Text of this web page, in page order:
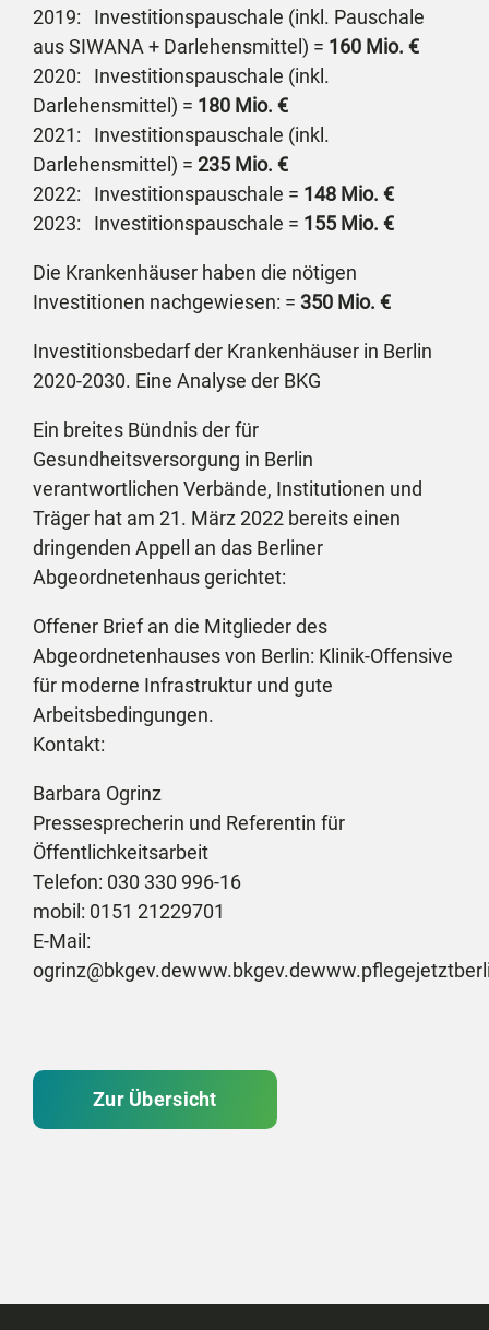
2019: Investitionspauschale (inkl. Pauschale
aus SIWANA + Darlehensmittel) = 160 Mio. €
2020: Investitionspauschale (inkl.
Darlehensmittel) = 180 Mio. €
2021: Investitionspauschale (inkl.
Darlehensmittel) = 235 Mio. €
2022: Investitionspauschale = 148 Mio. €
2023: Investitionspauschale = 155 Mio. €
Die Krankenhäuser haben die nötigen
Investitionen nachgewiesen: = 350 Mio. €
Investitionsbedarf der Krankenhäuser in Berlin
2020-2030. Eine Analyse der BKG
Ein breites Bündnis der für
Gesundheitsversorgung in Berlin
verantwortlichen Verbände, Institutionen und
Träger hat am 21. März 2022 bereits einen
dringenden Appell an das Berliner
Abgeordnetenhaus gerichtet:
Offener Brief an die Mitglieder des
Abgeordnetenhauses von Berlin: Klinik-Offensive
für moderne Infrastruktur und gute
Arbeitsbedingungen.
Kontakt:
Barbara Ogrinz
Pressesprecherin und Referentin für
Öffentlichkeitsarbeit
Telefon: 030 330 996-16
mobil: 0151 21229701
E-Mail:
ogrinz@bkgev.dewww.bkgev.de
Zur Übersicht